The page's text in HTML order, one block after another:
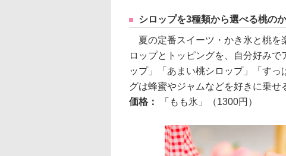
シロップを3種類から選べる桃の
夏の定番スイーツ・かき氷と桃を
ロップとトッピングを、自分好み
ップ」「あまい桃シロップ」「す
グは蜂蜜やジャムなどを好きに乗せ
価格：
「もも氷」（1300円）